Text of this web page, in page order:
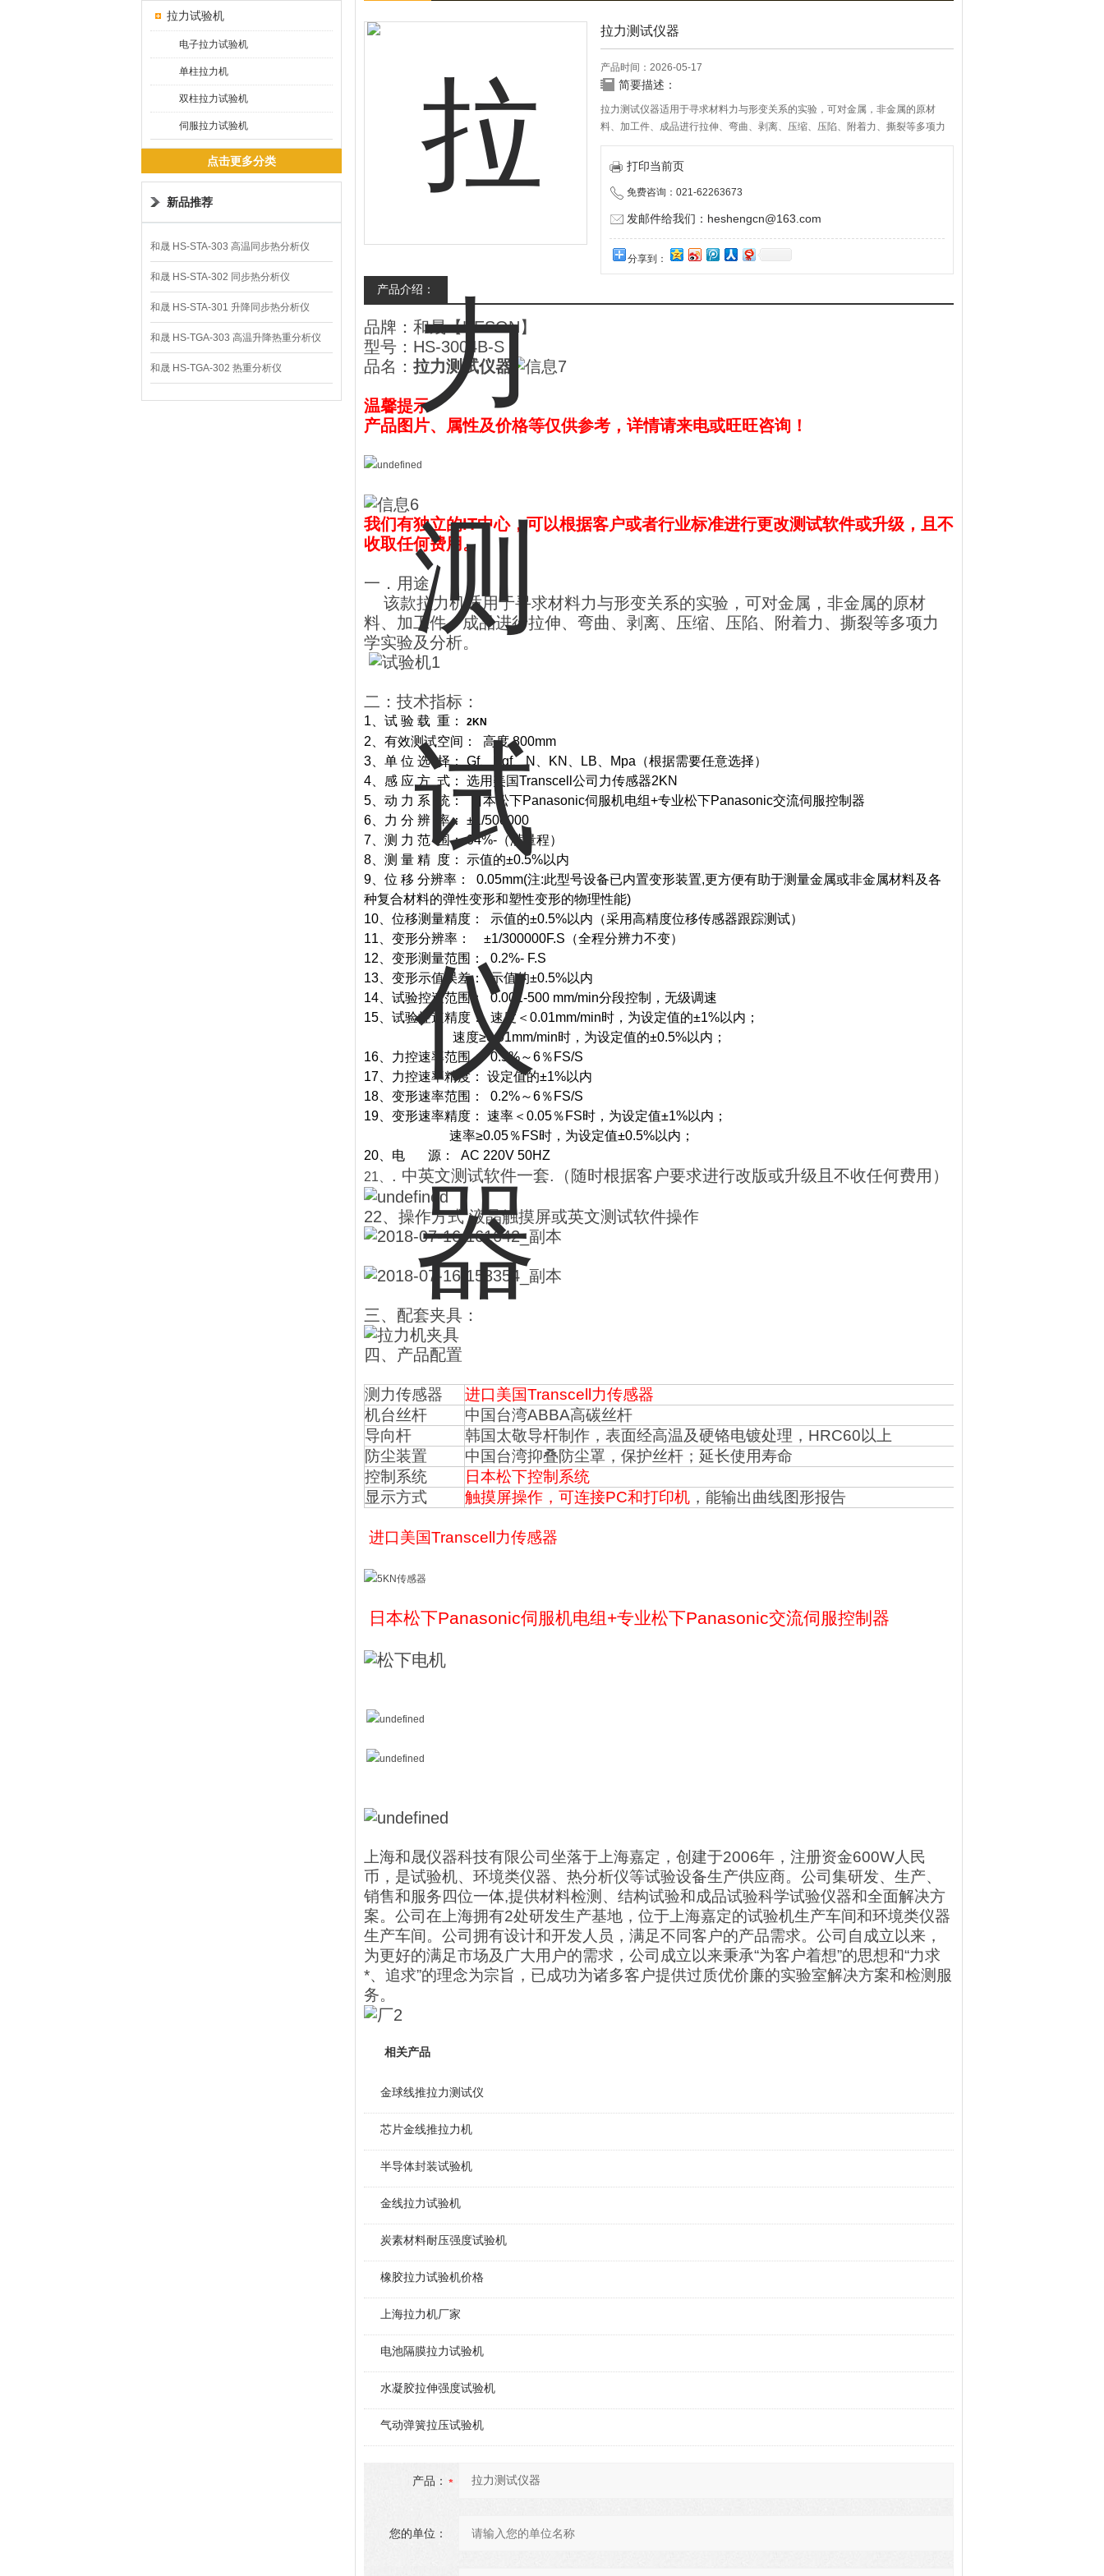
拉力试验机
电子拉力试验机
单柱拉力机
双柱拉力试验机
伺服拉力试验机
点击更多分类
新品推荐
和晟 HS-STA-303 高温同步热分析仪
和晟 HS-STA-302 同步热分析仪
和晟 HS-STA-301 升降同步热分析仪
和晟 HS-TGA-303 高温升降热重分析仪
和晟 HS-TGA-302 热重分析仪
拉力测试仪器
产品时间：2026-05-17
简要描述：
拉力测试仪器适用于寻求材料力与形变关系的实验，可对金属，非金属的原材
料、加工件、成品进行拉伸、弯曲、剥离、压缩、压陷、附着力、撕裂等多项力
学实验及分析。
打印当前页
免费咨询：021-62263673
发邮件给我们：heshengcn@163.com
分享到：
产品介绍：
品牌：和晟【HESON】
型号：HS-3004B-S
品名： 拉力测试仪器
温馨提示
产品图片、属性及价格等仅供参考，详情请来电或旺旺咨询！
我们有独立的IT中心，可以根据客户或者行业标准进行更改测试软件或升级，且不
收取任何费用。
一．用途
该款拉力机适用于寻求材料力与形变关系的实验，可对金属，非金属的原材
料、加工件、成品进行拉伸、弯曲、剥离、压缩、压陷、附着力、撕裂等多项力
学实验及分析。
二：技术指标：
1、试 验 载 重： 2KN
2、有效测试空间： 高度 800mm
3、单 位 选 择：Gf、Kgf、N、KN、LB、Mpa（根据需要任意选择）
4、感 应 方 式： 选用 美国Transcell 公司 力传感器2KN
5、动 力 系 统： 日本松下Panasonic伺服机电组+专业松下Panasonic交流伺服控制器
6、力 分 辨 率：
±1/500000
7、测 力 范 围：04%-（满量程）
8、测 量 精 度： 示值的±0.5%以内
9、位 移 分辨率：
0.05mm(注:此型号设备已内置变形装置,更方便有助于测量金属或非金属材料及各
种复合材料的弹性变形和塑性变形的物理性能)
10、位移测量精度： 示值的±0.5%以内（采用高精度位移传感器跟踪测试）
11、变形分辨率： ±1/300000F.S（全程分辨力不变）
12、变形测量范围： 0.2%- F.S
13、变形示值误差： 示值的±0.5%以内
14、试验控速范围： 0.001-500 mm/min分段控制，无级调速
15、试验控速精度： 速度 ＜ 0.01mm/min时， 为设定值的±1%以内；
速度≥0.01mm/min时， 为设定值的±0.5%以内 ；
16、 力控速率范围： 0.5%～6％ FS/S
17、力控速率精度： 设定值的±1%以内
18、 变形速率范围 ： 0.2%～6％ FS/S
19、 变形速率精度 ： 速率＜ 0.05％FS时，为设定值±1%以内；
速率≥0.05％FS时，为设定值±0.5%以内 ；
20、 电 源：
AC 220V 50HZ
21、 . 中英文测试软件一套.（随时根据客户要求进行改版或升级且不收任何费用）
22、操作方式 液晶触摸屏或英文测试软件操作
三、配套夹具：
四、产品配置
测力传感器 进口美国Transcell力传感器
机台丝杆
中国台湾ABBA高碳丝杆
导向杆
韩国太敬导杆制作，表面经高温及硬铬电镀处理， HRC60以上
防尘装置
中国台湾抑叠防尘罩，保护丝杆；延长使用寿命
控制系统
日本松下控制系统
显示方式
触摸屏操作， 可连接PC和打印机 ，能输出曲线图形报告
进口美国Transcell力传感器
日本松下Panasonic伺服机电组+专业松下Panasonic交流伺服控制器
上海和晟仪器科技有限公司坐落于上海嘉定，创建于2006年，注册资金600W人民
币，是试验机、环境类仪器、热分析仪等试验设备生产供应商。公司集研发、生产、
销售和服务四位一体,提供材料检测、结构试验和成品试验科学试验仪器和全面解决方
案。公司在上海拥有2处研发生产基地，位于上海嘉定的试验机生产车间和环境类仪器
生产车间。公司拥有设计和开发人员，满足不同客户的产品需求。公司自成立以来，
为更好的满足市场及广大用户的需求，公司成立以来秉承“为客户着想”的思想和“力求
*、追求”的理念为宗旨，已成功为诸多客户提供过质优价廉的实验室解决方案和检测服
务。
相关产品
金球线推拉力测试仪
芯片金线推拉力机
半导体封装试验机
金线拉力试验机
炭素材料耐压强度试验机
橡胶拉力试验机价格
上海拉力机厂家
电池隔膜拉力试验机
水凝胶拉伸强度试验机
气动弹簧拉压试验机
产品：
您的单位：